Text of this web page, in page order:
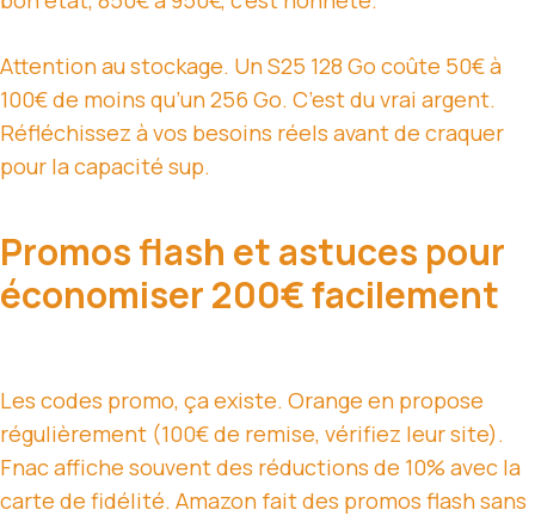
Attention au stockage. Un S25 128 Go coûte 50€ à
100€ de moins qu’un 256 Go. C’est du vrai argent.
Réfléchissez à vos besoins réels avant de craquer
pour la capacité sup.
Promos flash et astuces pour
économiser 200€ facilement
Les codes promo, ça existe. Orange en propose
régulièrement (100€ de remise, vérifiez leur site).
Fnac affiche souvent des réductions de 10% avec la
carte de fidélité. Amazon fait des promos flash sans